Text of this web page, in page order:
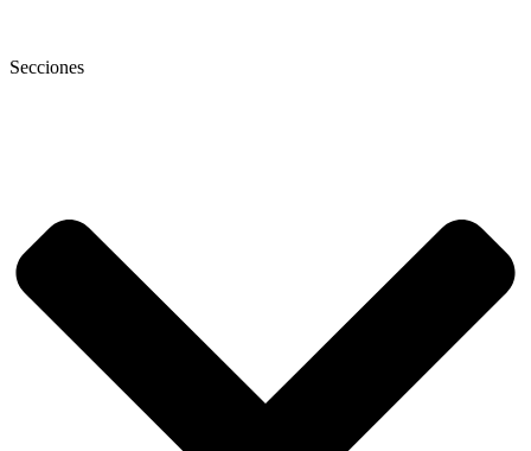
Secciones